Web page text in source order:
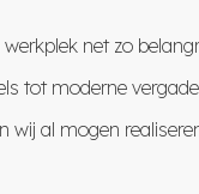
net zo
tot moderne
wij al mogen